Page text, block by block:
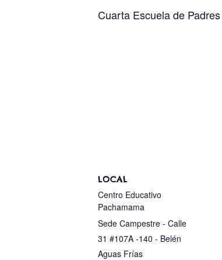
Cuarta Escuela de
LOCAL
Centro Educativo
Pachamama
Sede Campestre - Calle
31 #107A -140 - Belén
Aguas Frías